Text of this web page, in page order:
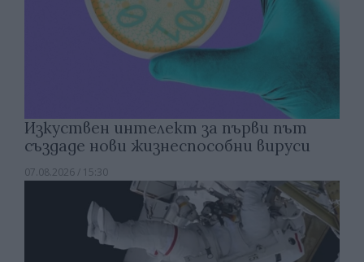
Изкуствен интелект за първи път
създаде нови жизнеспособни вируси
07.08.2026 / 15:30